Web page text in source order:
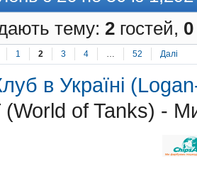
тему: 2 гостей, 0
1 2 3 4 … 52 Далі
в Україні
(World of Tanks) -